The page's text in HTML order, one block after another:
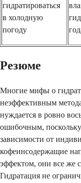
гидратироваться
в холодную
погоду
Резюме
Многие мифы о
неэффективным
нуждается в ровно
ошибочным, поскольку
зависимости от
кофеинсодержащие
эффектом, они все же
Гидратация не